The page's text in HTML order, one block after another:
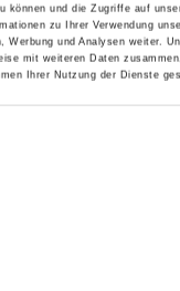
können und die Zugriffe auf
zu Ihrer Verwendung
Werbung und Analysen weiter.
mit weiteren Daten
Ihrer Nutzung der Dienste